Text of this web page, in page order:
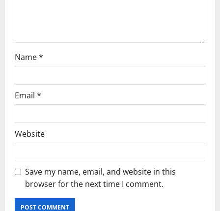
Name*
Email *
Website
Save my name, email, and website in this
browser for the next time I comment.